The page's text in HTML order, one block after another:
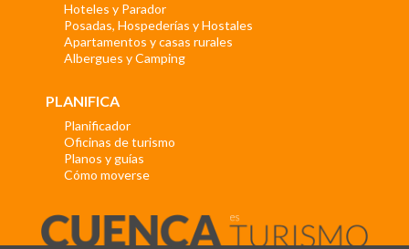
Hoteles y Parador
Posadas, Hospederías y Hostales
Apartamentos y casas rurales
Albergues y Camping
PLANIFICA
Planificador
Oficinas de turismo
Planos y guías
Cómo moverse